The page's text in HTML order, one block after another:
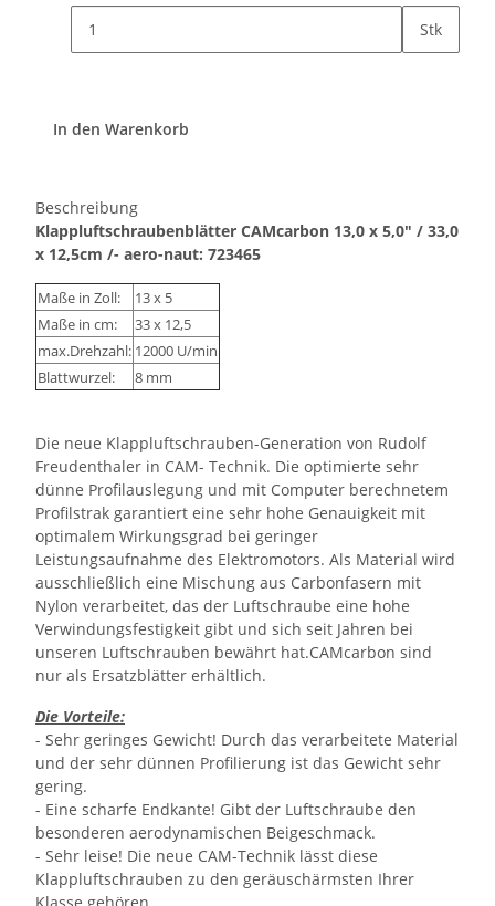
Stk
In den Warenkorb
Beschreibung
Klappluftschraubenblätter CAMcarbon 13,0 x 5,0" / 33,0
x 12,5cm /- aero-naut: 723465
Maße in Zoll:
13 x 5
Maße in cm:
33 x 12,5
max.Drehzahl: 12000 U/min
Blattwurzel:
8 mm
Die neue Klappluftschrauben-Generation von Rudolf
Freudenthaler in CAM- Technik. Die optimierte sehr
dünne Profilauslegung und mit Computer berechnetem
Profilstrak garantiert eine sehr hohe Genauigkeit mit
optimalem Wirkungsgrad bei geringer
Leistungsaufnahme des Elektromotors. Als Material wird
ausschließlich eine Mischung aus Carbonfasern mit
Nylon verarbeitet, das der Luftschraube eine hohe
Verwindungsfestigkeit gibt und sich seit Jahren bei
unseren Luftschrauben bewährt hat.CAMcarbon sind
nur als Ersatzblätter erhältlich.
Die Vorteile:
- Sehr geringes Gewicht! Durch das verarbeitete Material
und der sehr dünnen Profilierung ist das Gewicht sehr
gering.
- Eine scharfe Endkante! Gibt der Luftschraube den
besonderen aerodynamischen Beigeschmack.
- Sehr leise! Die neue CAM-Technik lässt diese
Klappluftschrauben zu den geräuschärmsten Ihrer